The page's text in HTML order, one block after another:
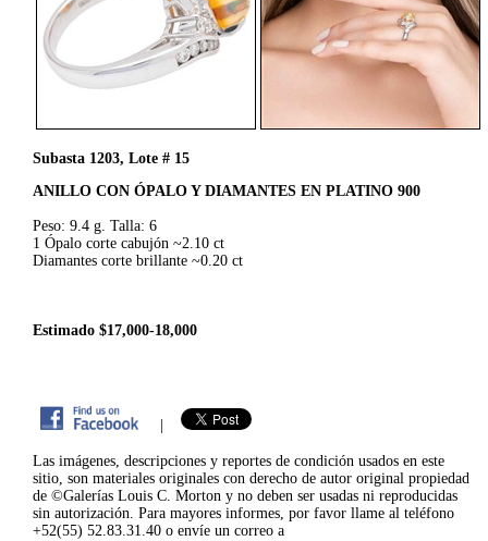
Subasta 1203, Lote # 15
ANILLO CON ÓPALO Y DIAMANTES EN PLATINO 900
Peso: 9.4 g. Talla: 6
1 Ópalo corte cabujón ~2.10 ct
Diamantes corte brillante ~0.20 ct
Estimado $17,000-18,000
|
Las imágenes, descripciones y reportes de condición usados en este
sitio, son materiales originales con derecho de autor original propiedad
de ©Galerías Louis C. Morton y no deben ser usadas ni reproducidas
sin autorización. Para mayores informes, por favor llame al teléfono
+52(55) 52.83.31.40 o envíe un correo a